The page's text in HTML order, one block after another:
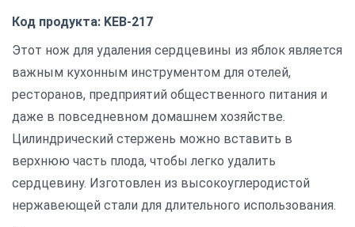
Код продукта: KEB-217
Этот нож для удаления сердцевины из яблок является
важным кухонным инструментом для отелей,
ресторанов, предприятий общественного питания и
даже в повседневном домашнем хозяйстве.
Цилиндрический стержень можно вставить в
верхнюю часть плода, чтобы легко удалить
сердцевину. Изготовлен из высокоуглеродистой
нержавеющей стали для длительного использования.